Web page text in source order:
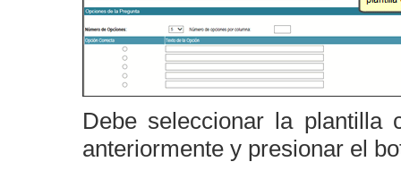
Debe seleccionar la plantilla
anteriormente y presionar el